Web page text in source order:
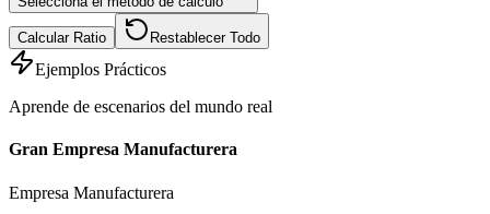
Calcular Ratio Restablecer Todo
Ejemplos Prácticos
Aprende de escenarios del mundo real
Gran Empresa Manufacturera
Empresa Manufacturera